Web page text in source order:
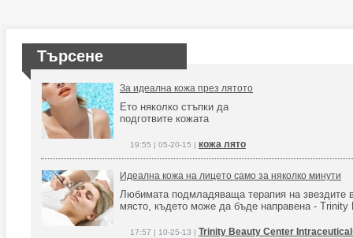
Търсене
За идеална кожа през лятото
Ето няколко стъпки да
подготвите кожата
19:55 | 05-20-15 | кожа лято
Идеална кожа на лицето само за няколко минути
Любимата подмладяваща терапия на звездите
място, където може да бъде направена -
17:57 | 10-25-13 | Trinity Beauty Center